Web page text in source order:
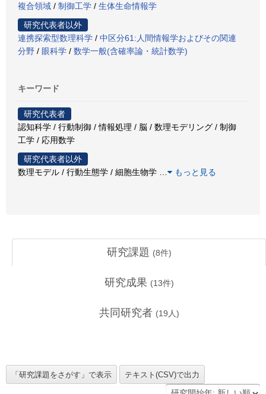
複合領域 / 制御工学 / 生体生命情報学
研究代表者以外
連携探索型数理科学 / 中区分61:人間情報学およびその関連
分野 / 眼科学 / 数学一般(含確率論・統計数学)
キーワード
研究代表者
認知科学 / 行動制御 / 情報処理 / 脳 / 数理モデリング / 制御
工学 / 応用数学
研究代表者以外
数理モデル / 行動生態学 / 細胞生物学
もっと見る
研究課題 (8件)
研究成果 (13件)
共同研究者 (19 人)